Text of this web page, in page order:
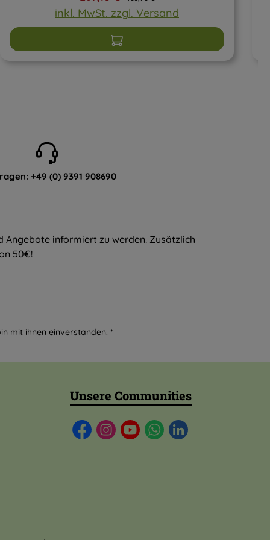
inkl. MwSt. zzgl. Versand
In den Warenkorb
+49 (0) 9391 908690
informiert zu werden. Zusätzlich
50€!
mit ihnen einverstanden. *
Unsere Communities
FacebookInstagram
YouTubeWhatsApp
LinkedIn